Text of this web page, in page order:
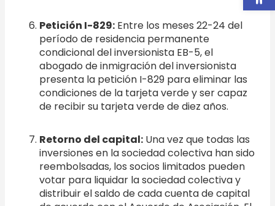
Petición I-829: Entre los meses 22-24 del
período de residencia permanente
condicional del inversionista EB-5, el
abogado de inmigración del inversionista
presenta la petición I-829 para eliminar las
condiciones de la tarjeta verde y ser capaz
de recibir su tarjeta verde de diez años.
Retorno del capital: Una vez que todas las
inversiones en la sociedad colectiva han sido
reembolsadas, los socios limitados pueden
votar para liquidar la sociedad colectiva y
distribuir el saldo de cada cuenta de capital